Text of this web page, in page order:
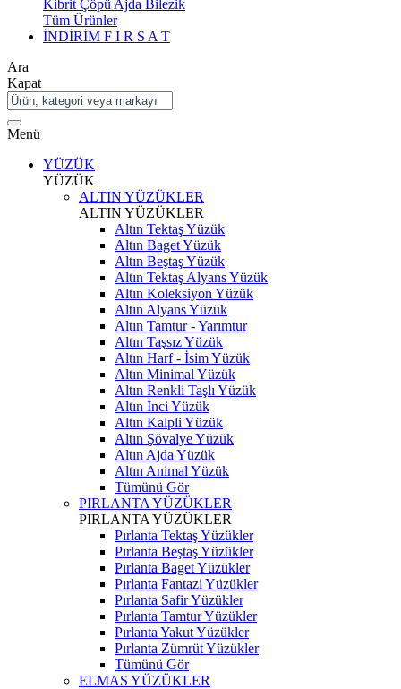
Kibrit Çöpü Ajda Bilezik
Tüm Ürünler
İNDİRİM F I R S A T
Ara
Kapat
Menü
YÜZÜK
YÜZÜK
ALTIN YÜZÜKLER
ALTIN YÜZÜKLER
Altın Tektaş Yüzük
Altın Baget Yüzük
Altın Beştaş Yüzük
Altın Tektaş Alyans Yüzük
Altın Koleksiyon Yüzük
Altın Alyans Yüzük
Altın Tamtur - Yarımtur
Altın Taşsız Yüzük
Altın Harf - İsim Yüzük
Altın Minimal Yüzük
Altın Renkli Taşlı Yüzük
Altın İnci Yüzük
Altın Kalpli Yüzük
Altın Şövalye Yüzük
Altın Ajda Yüzük
Altın Animal Yüzük
Tümünü Gör
PIRLANTA YÜZÜKLER
PIRLANTA YÜZÜKLER
Pırlanta Tektaş Yüzükler
Pırlanta Beştaş Yüzükler
Pırlanta Baget Yüzükler
Pırlanta Fantazi Yüzükler
Pırlanta Safir Yüzükler
Pırlanta Tamtur Yüzükler
Pırlanta Yakut Yüzükler
Pırlanta Zümrüt Yüzükler
Tümünü Gör
ELMAS YÜZÜKLER